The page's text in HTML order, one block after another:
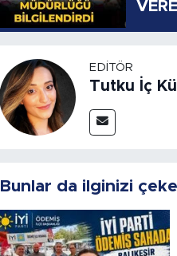
EDITÖR
Tutku İç
Bunlar da ilginizi